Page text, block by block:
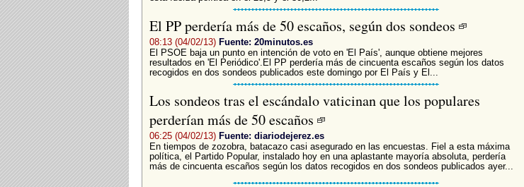
El PP perdería más de 50 escaños, según dos sondeos
08:13 (04/02/13) Fuente: 20minutos.es
El PSOE baja un punto en intención de voto en 'El País', aunque obtiene mejores
resultados en 'El Periódico'.El PP perdería más de cincuenta escaños según los datos
recogidos en dos sondeos publicados este domingo por El País y El...
Los sondeos tras el escándalo vaticinan que los populares
perderían más de 50 escaños
06:25 (04/02/13) Fuente: diariodejerez.es
En tiempos de zozobra, batacazo casi asegurado en las encuestas. Fiel a esta máxima
política, el Partido Popular, instalado hoy en una aplastante mayoría absoluta, perdería
más de cincuenta escaños según los datos recogidos en dos sondeos publicados ayer...